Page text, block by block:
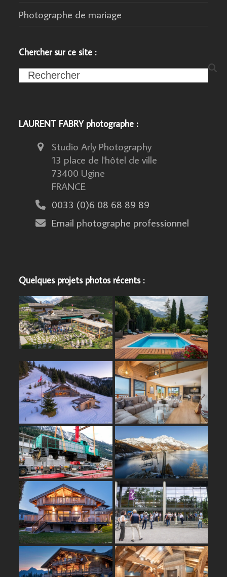
Photographe de mariage
Chercher sur ce site :
Search
LAURENT FABRY photographe :
Studio Arly Photography
13 place de l'hôtel de ville
73400 Ugine
FRANCE
0033 (0)6 08 68 89 89
Email photographe professionnel
Quelques projets photos récents :